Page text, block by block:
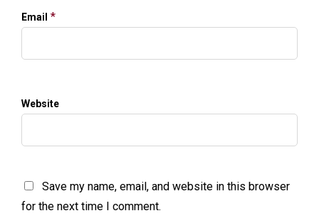
Email *
Website
Save my name, email, and website in this browser
for the next time I comment.